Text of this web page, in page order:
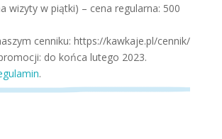
wizyty w piątki) – cena regularna: 500
cenniku: https://kawkaje.pl/cennik/
do końca lutego 2023.
.